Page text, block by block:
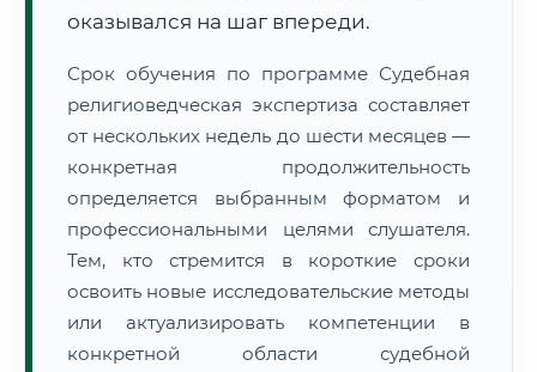
оказывался на шаг впереди.
Срок обучения по программе Судебная
религиоведческая экспертиза составляет
от нескольких недель до шести месяцев —
конкретная продолжительность
определяется выбранным форматом и
профессиональными целями слушателя.
Тем, кто стремится в короткие сроки
освоить новые исследовательские методы
или актуализировать компетенции в
конкретной области судебной